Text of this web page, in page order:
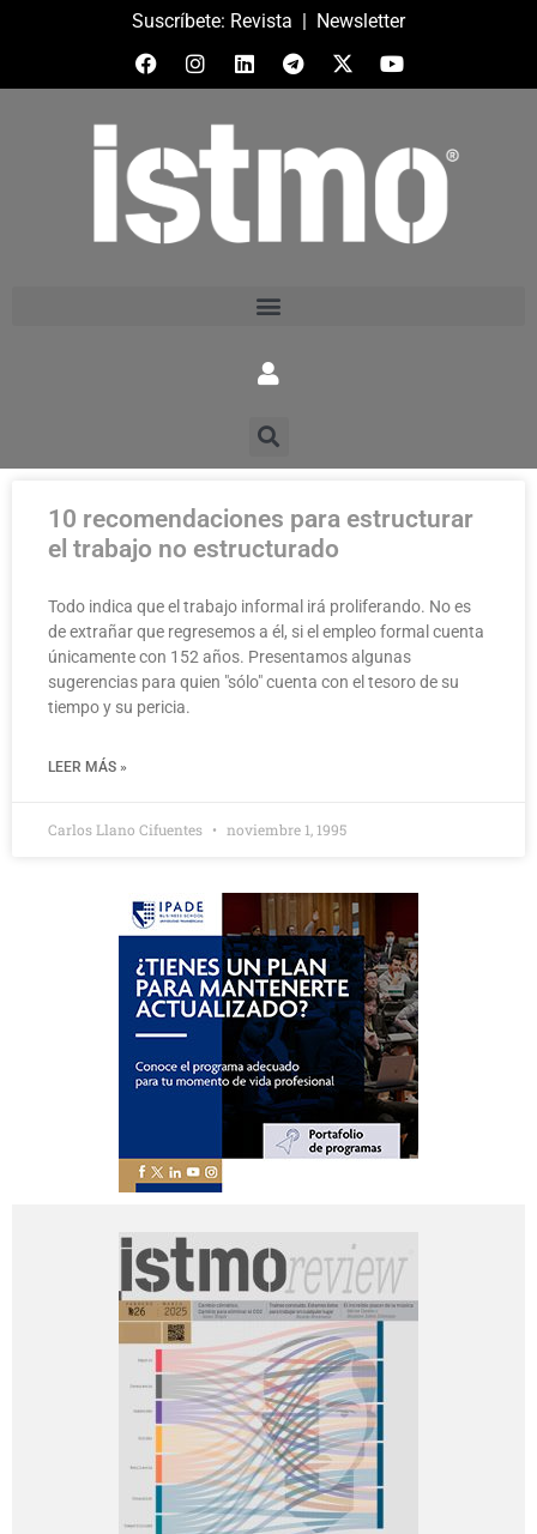
Suscríbete: Revista | Newsletter
10 recomendaciones para estructurar
el trabajo no estructurado
Todo indica que el trabajo informal irá proliferando. No es
de extrañar que regresemos a él, si el empleo formal cuenta
únicamente con 152 años. Presentamos algunas
sugerencias para quien "sólo" cuenta con el tesoro de su
tiempo y su pericia.
LEER MÁS »
Carlos Llano Cifuentes noviembre 1, 1995